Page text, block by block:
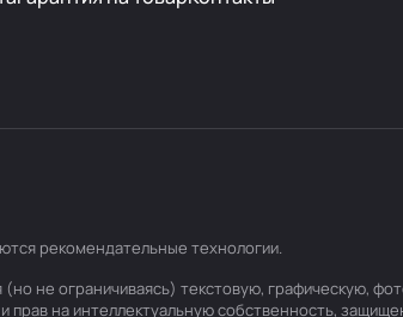
рекомендательные технологии.
(но не ограничиваясь) текстовую, графическую,
прав на интеллектуальную собственность,